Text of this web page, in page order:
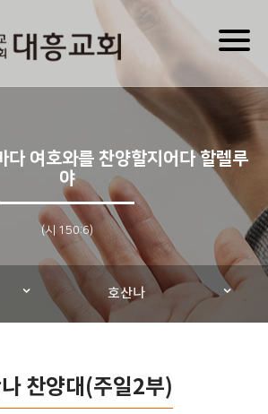
다 여호와를 찬양할지어다 할렐루
야
(시 150:6)
호산나
찬양대(주일2부)